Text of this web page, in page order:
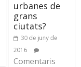
urbanes de
grans
ciutats?
30 de juny de
2016
Comentaris